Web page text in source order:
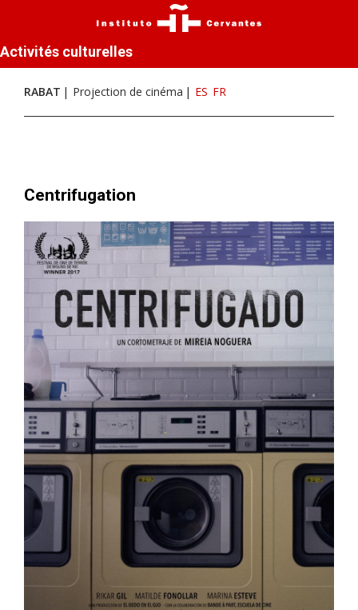
Activités culturelles
RABAT Projection de cinéma ES FR
Centrifugation